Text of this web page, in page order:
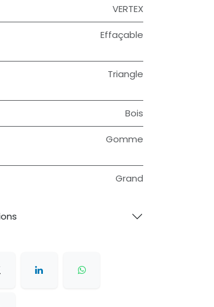
VERTEX
Effaçable
Triangle
Bois
Gomme
Grand